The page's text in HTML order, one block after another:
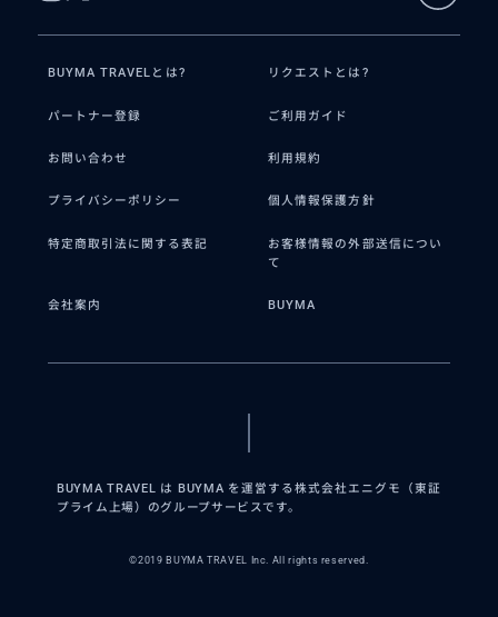
BUYMA TRAVELとは? リクエストとは?
パートナー登録 ご利用ガイド
お問い合わせ 利用規約
プライバシーポリシー 個人情報保護方針
特定商取引法に関する表記
お客様情報の外部送信につい
て
会社案内 BUYMA
BUYMA TRAVEL は BUYMA を運営する株式会社エニグモ（東証
プライム上場）のグループサービスです。
©2019 BUYMA TRAVEL Inc. All rights reserved.